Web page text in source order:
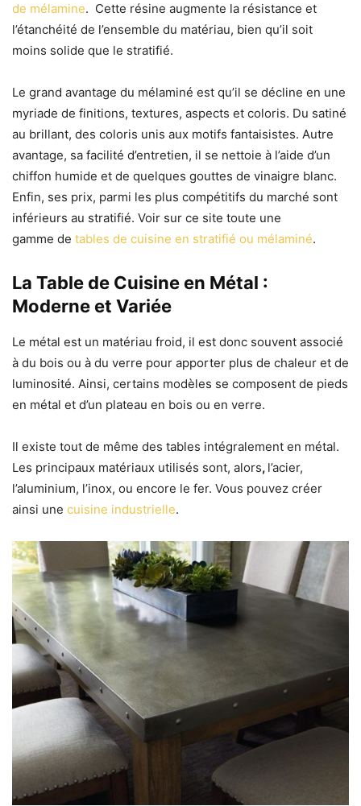
de mélamine. Cette résine augmente la résistance et
l’étanchéité de l’ensemble du matériau, bien qu’il soit
moins solide que le stratifié.
Le grand avantage du mélaminé est qu’il se décline en une
myriade de finitions, textures, aspects et coloris. Du satiné
au brillant, des coloris unis aux motifs fantaisistes. Autre
avantage, sa facilité d’entretien, il se nettoie à l’aide d’un
chiffon humide et de quelques gouttes de vinaigre blanc.
Enfin, ses prix, parmi les plus compétitifs du marché sont
inférieurs au stratifié. Voir sur ce site toute une
gamme de tables de cuisine en stratifié ou mélaminé.
La Table de Cuisine en Métal :
Moderne et Variée
Le métal est un matériau froid, il est donc souvent associé
à du bois ou à du verre pour apporter plus de chaleur et de
luminosité. Ainsi, certains modèles se composent de pieds
en métal et d’un plateau en bois ou en verre.
Il existe tout de même des tables intégralement en métal.
Les principaux matériaux utilisés sont, alors, l’acier,
l’aluminium, l’inox, ou encore le fer. Vous pouvez créer
ainsi une cuisine industrielle.